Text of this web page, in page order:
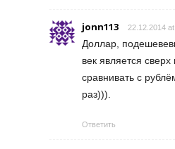
jonn113 22.12.2014
Доллар,
век является
сравнивать с
раз))).
Ответить